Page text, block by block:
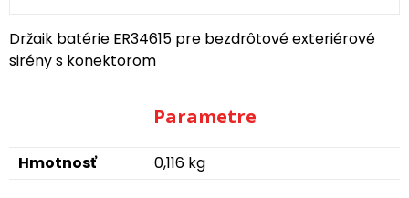
Držaik batérie ER34615 pre bezdrôtové exteriérové
sirény s konektorom
Parametre
Hmotnosť 0,116 kg